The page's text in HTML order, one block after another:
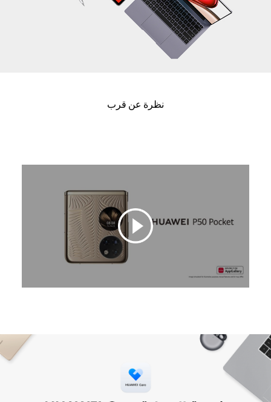
نظرة عن قرب